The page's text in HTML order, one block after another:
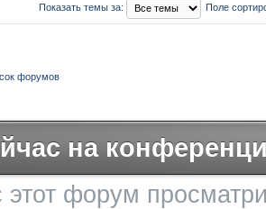
Показать темы за: Поле
форумов
на
форум